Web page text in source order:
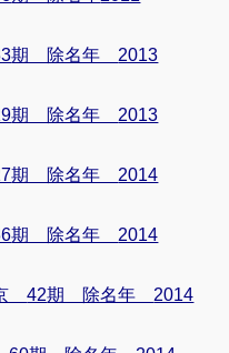
期 除名年 2013
期 除名年 2013
期 除名年 2014
期 除名年 2014
42期 除名年 2014